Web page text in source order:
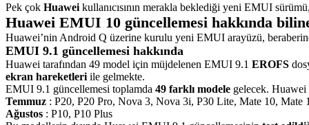
Pek çok Huawei kullanıcısının merakla beklediği yeni EMUI sürümü,
Huawei EMUI 10 güncellemesi hakkında
Huawei’nin Android Q üzerine kurulu yeni EMUI arayüzü,
EMUI 9.1 güncellemesi hakkında
Huawei tarafından 49 model için müjdelenen EMUI 9.1 EROFS
ekran hareketleri ile gelmekte.
EMUI 9.1 güncellemesi toplamda 49 farklı modele gelecek. Huawei
Temmuz : P20, P20 Pro, Nova 3, Nova 3i, P30 Lite, Mate 10,
Ağustos : P10, P10 Plus